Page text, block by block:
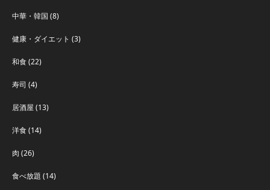
中華・韓国 (8)
健康・ダイエット (3)
和食(22)
寿司 (4)
居酒屋 (13)
洋食(14)
肉 (26)
食べ放題 (14)